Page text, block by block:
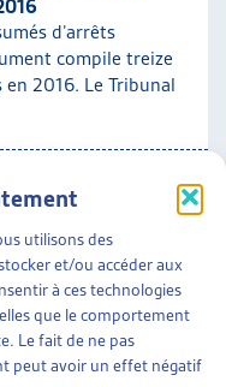
utilisons des
et/ou accéder aux
à ces technologies
que le comportement
Le fait de ne pas
peut avoir un effet négatif
d’arrêts
compile treize
2016. Le Tribunal
DU TF
FÉDÉRAL EN
d’arrêts